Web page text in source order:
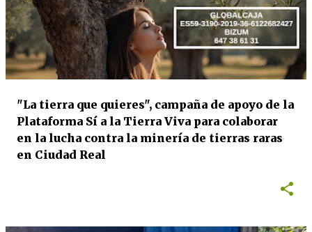
"La tierra que quieres", campaña de apoyo de la
Plataforma Sí a la Tierra Viva para colaborar
en la lucha contra la minería de tierras raras
en Ciudad Real